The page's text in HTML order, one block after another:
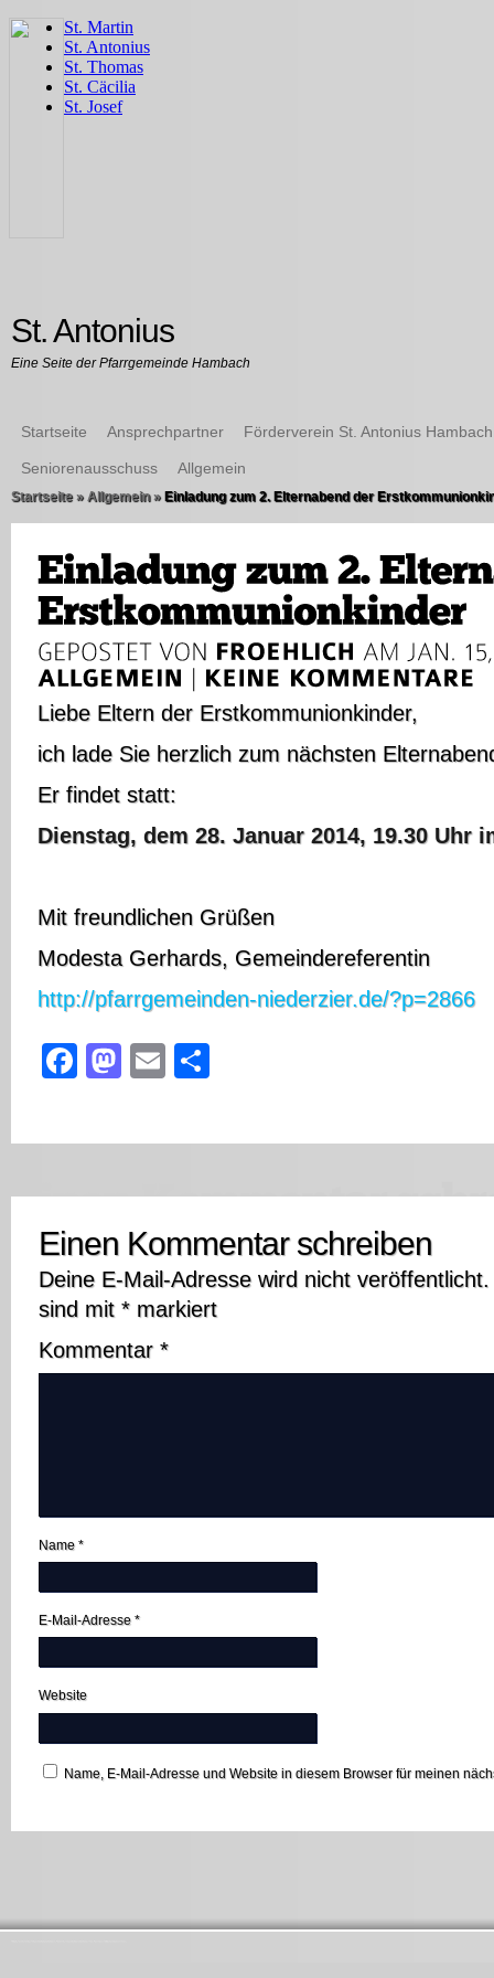
St. Antonius
Eine Seite der Pfarrgemeinde Hambach
Startseite Ansprechpartner Förderverein St. Antonius Hambach
Seniorenausschuss Allgemein
Startseite » Allgemein »Einladung zum 2. Elternabend der
Liebe Eltern der Erstkommunionkinder,
ich lade Sie herzlich zum nächsten
Er findet statt:
Dienstag, dem 28. Januar 2014, 19.30 Uhr
Mit freundlichen Grüßen
Modesta Gerhards, Gemeindereferentin
http://pfarrgemeinden-niederzier.de/?p=2866
Facebook
Mastodon
Email
Einen Kommentar schreiben
Deine E-Mail-Adresse wird nicht veröffentlicht.
sind mit * markiert
Kommentar *
Name *
E-Mail-Adresse *
Website
Name, E-Mail-Adresse und Website in diesem Browser für meinen